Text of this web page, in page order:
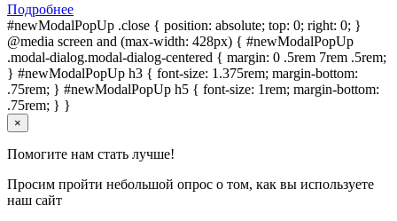
Подробнее
#newModalPopUp .close { position: absolute; top: 0; right: 0; }
@media screen and (max-width: 428px) { #newModalPopUp
.modal-dialog.modal-dialog-centered { margin: 0 .5rem 7rem .5rem;
} #newModalPopUp h3 { font-size: 1.375rem; margin-bottom:
.75rem; } #newModalPopUp h5 { font-size: 1rem; margin-bottom:
.75rem; } }
×
Помогите нам стать лучше!
Просим пройти небольшой опрос о том, как вы используете
наш сайт